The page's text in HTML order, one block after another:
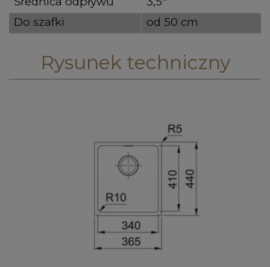
Do szafki
od 50 cm
Rysunek techniczny